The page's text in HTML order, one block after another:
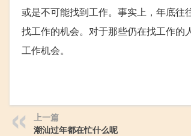
或是不可能找到工作。事实上，年底
找工作的机会。对于那些仍在找工作
工作机会。
上一篇
潮汕过年都在忙什么呢